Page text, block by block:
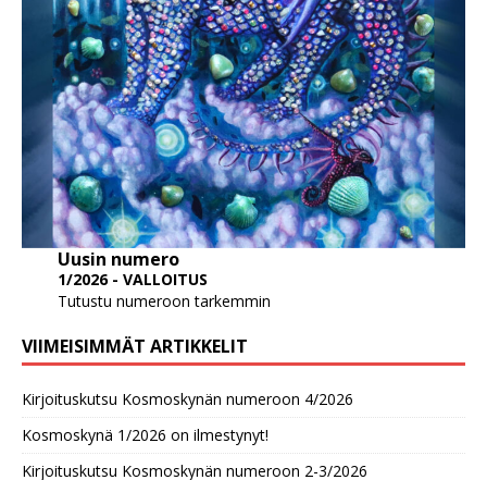
Uusin numero
1/2026 - VALLOITUS
Tutustu numeroon tarkemmin
VIIMEISIMMÄT ARTIKKELIT
Kirjoituskutsu Kosmoskynän numeroon 4/2026
Kosmoskynä 1/2026 on ilmestynyt!
Kirjoituskutsu Kosmoskynän numeroon 2-3/2026